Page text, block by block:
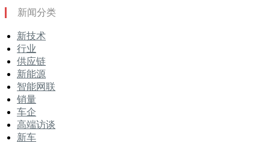
新闻分类
新技术
行业
供应链
新能源
智能网联
销量
车企
高端访谈
新车